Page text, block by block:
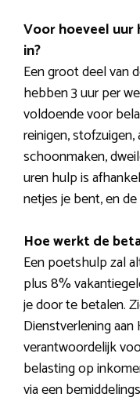
Voor hoeveel uur
in?
Een groot deel van
hebben 3 uur per
voldoende voor
reinigen,
schoonmaken,
uren hulp is
netjes je bent, en
Hoe werkt de
Een poetshulp zal
plus 8%
je door te betalen.
Dienstverlening
verantwoordelijk
belasting op
via een